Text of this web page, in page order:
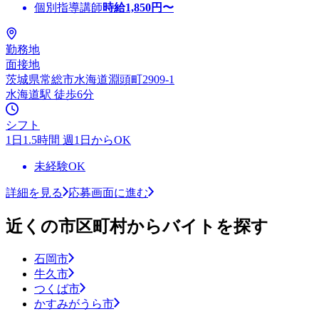
個別指導講師時給1,850円〜
勤務地
面接地
茨城県常総市水海道淵頭町2909-1
水海道駅 徒歩6分
シフト
1日1.5時間 週1日からOK
未経験OK
詳細を見る 応募画面に進む
近くの市区町村からバイトを探す
石岡市
牛久市
つくば市
かすみがうら市